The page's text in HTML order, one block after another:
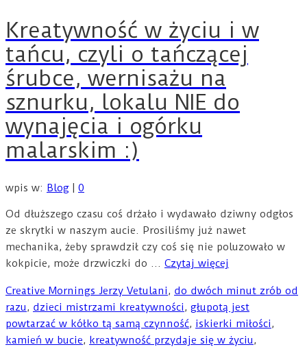
Kreatywność w życiu i w
tańcu, czyli o tańczącej
śrubce, wernisażu na
sznurku, lokalu NIE do
wynajęcia i ogórku
malarskim :)
wpis w: Blog 0
Od dłuższego czasu coś drżało i wydawało dziwny odgłos
ze skrytki w naszym aucie. Prosiliśmy już nawet
mechanika, żeby sprawdził czy coś się nie poluzowało w
kokpicie, może drzwiczki do … Czytaj więcej
Creative Mornings Jerzy Vetulani, do dwóch minut zrób od
razu, dzieci mistrzami kreatywności, głupotą jest
powtarzać w kółko tą samą czynność, iskierki miłości,
kamień w bucie, kreatywność przydaje się w życiu,